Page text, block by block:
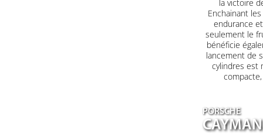
la victoire
Enchainant
endurance
seulement le
bénéficie
lancement de
cylindres est
PORSCHE